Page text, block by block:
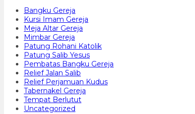
Bangku Gereja
Kursi Imam Gereja
Meja Altar Gereja
Mimbar Gereja
Patung Rohani Katolik
Patung Salib Yesus
Pembatas Bangku Gereja
Relief Jalan Salib
Relief Perjamuan Kudus
Tabernakel Gereja
Tempat Berlutut
Uncategorized